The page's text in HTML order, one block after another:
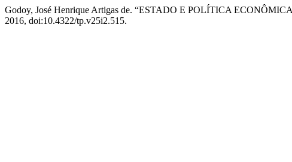
Godoy, José Henrique Artigas de. “ESTADO E POLÍTICA
2016, doi:10.4322/tp.v25i2.515.